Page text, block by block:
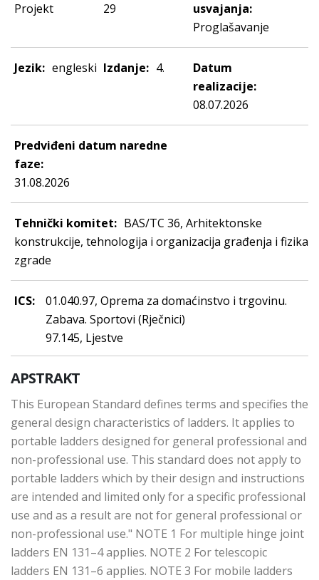
Projekt
29
usvajanja:
Proglašavanje
Jezik: engleski Izdanje: 4.
Datum
realizacije:
08.07.2026
Predviđeni datum naredne
faze:
31.08.2026
Tehnički komitet: BAS/TC 36, Arhitektonske
konstrukcije, tehnologija i organizacija građenja i fizika
zgrade
ICS:
01.040.97, Oprema za domaćinstvo i trgovinu.
Zabava. Sportovi (Rječnici)
97.145, Ljestve
APSTRAKT
This European Standard defines terms and specifies the
general design characteristics of ladders. It applies to
portable ladders designed for general professional and
non-professional use. This standard does not apply to
portable ladders which by their design and instructions
are intended and limited only for a specific professional
use and as a result are not for general professional or
non-professional use." NOTE 1 For multiple hinge joint
ladders EN 131–4 applies. NOTE 2 For telescopic
ladders EN 131–6 applies. NOTE 3 For mobile ladders